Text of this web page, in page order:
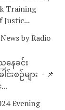
Training
Justic...
by Radio
ေခင်း
စဉ်များ - 📌
Evening